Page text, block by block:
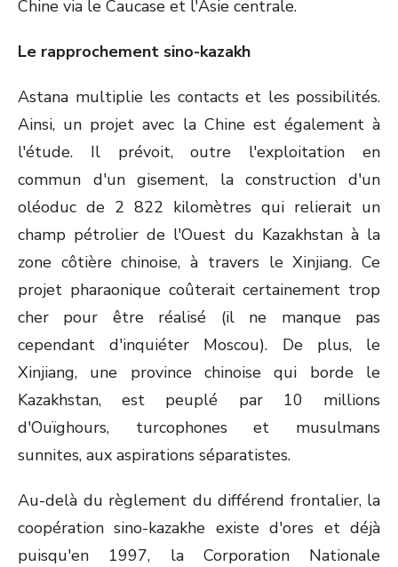
Chine via le Caucase et l'Asie centrale.
Le rapprochement sino-kazakh
Astana multiplie les contacts et les possibilités.
Ainsi, un projet avec la Chine est également à
l'étude. Il prévoit, outre l'exploitation en
commun d'un gisement, la construction d'un
oléoduc de 2 822 kilomètres qui relierait un
champ pétrolier de l'Ouest du Kazakhstan à la
zone côtière chinoise, à travers le Xinjiang. Ce
projet pharaonique coûterait certainement trop
cher pour être réalisé (il ne manque pas
cependant d'inquiéter Moscou). De plus, le
Xinjiang, une province chinoise qui borde le
Kazakhstan, est peuplé par 10 millions
d'Ouïghours, turcophones et musulmans
sunnites, aux aspirations séparatistes.
Au-delà du règlement du différend frontalier, la
coopération sino-kazakhe existe d'ores et déjà
puisqu'en 1997, la Corporation Nationale